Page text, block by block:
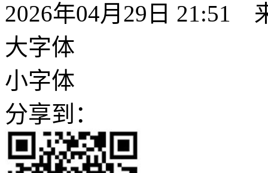
2026年04月29日 21:51
大字体
小字体
分享到：